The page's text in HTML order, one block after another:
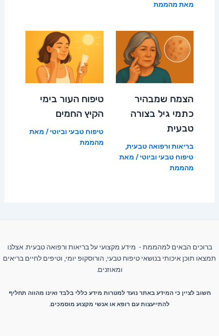
מאת מהממת
הצמח שמבהיר
כתמי גיל בצורה
טבעית
בריאות ורפואה טבעית,
טיפוח טבעי וביוטי / מאת
מהממת
טיפוח העור בימי
הקיץ החמים
טיפוח טבעי וביוטי / מאת
מהממת
ברוכים הבאים למהממת - מידע מקצועי על בריאות ורפואה טבעית. אצלנו
תמצאו תוכן איכותי בנושאי טיפוח טבעי, הורוסקופ יומי, וטיפים לחיים בריאים
ומאוזנים.
חשוב לציין כי המידע באתר נועד למטרות מידע כללי בלבד ואינו מהווה תחליף
להתייעצות עם רופא או אנשי מקצוע מוסמכים.